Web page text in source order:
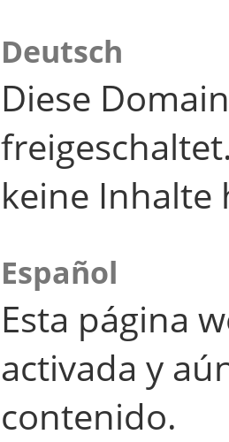
Deutsch
Diese
keine Inhalte
Español
Esta página
activada y
contenido.